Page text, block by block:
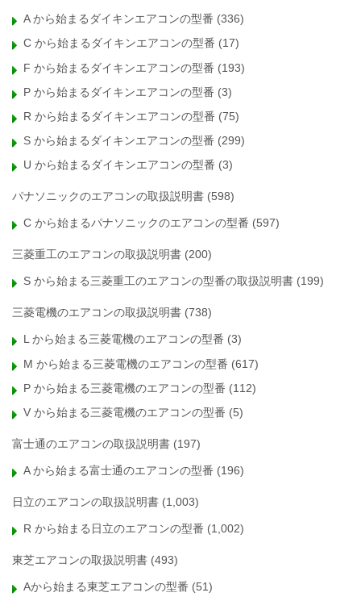
A から始まるダイキンエアコンの型番 (336)
C から始まるダイキンエアコンの型番 (17)
F から始まるダイキンエアコンの型番 (193)
P から始まるダイキンエアコンの型番 (3)
R から始まるダイキンエアコンの型番 (75)
S から始まるダイキンエアコンの型番 (299)
U から始まるダイキンエアコンの型番 (3)
パナソニックのエアコンの取扱説明書 (598)
C から始まるパナソニックのエアコンの型番 (597)
三菱重工のエアコンの取扱説明書 (200)
S から始まる三菱重工のエアコンの型番の取扱説明書 (199)
三菱電機のエアコンの取扱説明書 (738)
L から始まる三菱電機のエアコンの型番 (3)
M から始まる三菱電機のエアコンの型番 (617)
P から始まる三菱電機のエアコンの型番 (112)
V から始まる三菱電機のエアコンの型番 (5)
富士通のエアコンの取扱説明書 (197)
A から始まる富士通のエアコンの型番 (196)
日立のエアコンの取扱説明書 (1,003)
R から始まる日立のエアコンの型番 (1,002)
東芝エアコンの取扱説明書 (493)
Aから始まる東芝エアコンの型番 (51)